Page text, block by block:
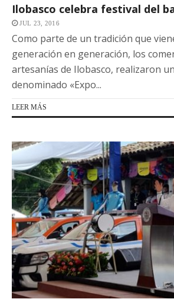
Ilobasco celebra festival del
JUL 23, 2016
Como parte de un tradición que
generación en generación, los
artesanías de Ilobasco, realizaron
denominado «Expo...
LEER MÁS